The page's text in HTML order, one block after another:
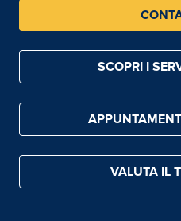
SCOPRI I
VALUTA IL